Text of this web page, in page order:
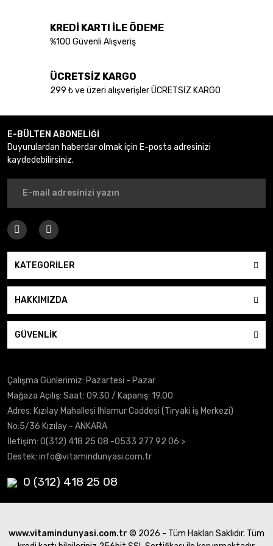
Gönder
KREDİ KARTI İLE ÖDEME
%100 Güvenli Alışveriş
ÜCRETSİZ KARGO
299 ₺ ve üzeri alışverişler ÜCRETSİZ KARGO
E-BÜLTEN ABONELİĞİ
Duyurulardan haberdar olmak için E-posta adresinizi
kaydedebilirsiniz.
KATEGORİLER
HAKKIMIZDA
GÜVENLİK
Çalışma Günlerimiz: Pazartesi - Pazar
Mağaza Açılış: Saat: 09.30 / Kapanış: 19.00
Adres: Kızılay Mahallesi Ihlamur Caddesi (Tiryaki iş Merkezi)
No:5/36 Kızılay - ANKARA
İletişim: 0(312) 418 25 08 -0533 277 92 06 >
Destek: info@vitamindunyasi.com.tr
0 (312) 418 25 08
www.vitamindunyasi.com.tr © 2026 - Tüm Hakları Saklıdır. Tüm